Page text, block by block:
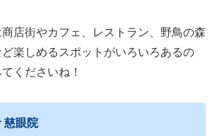
店街やカフェ、レストラン、野鳥の森
楽しめるスポットがいろいろあるの
くださいね！
慈眼院